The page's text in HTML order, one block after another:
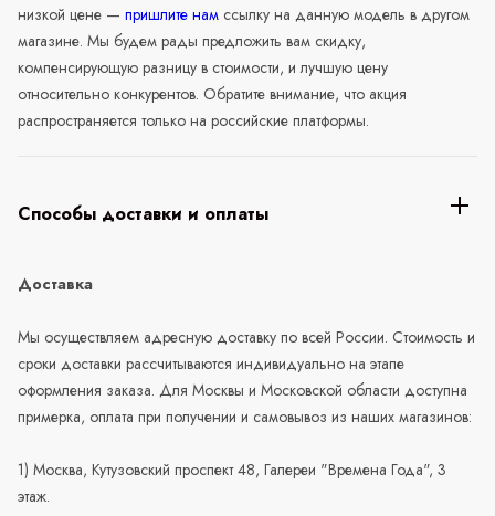
низкой цене — пришлите нам ссылку на данную модель в другом
магазине. Мы будем рады предложить вам скидку,
компенсирующую разницу в стоимости, и лучшую цену
относительно конкурентов. Обратите внимание, что акция
распространяется только на российские платформы.
Способы доставки и оплаты
Доставка
Мы осуществляем адресную доставку по всей России. Стоимость и
сроки доставки рассчитываются индивидуально на этапе
оформления заказа. Для Москвы и Московской области доступна
примерка, оплата при получении и самовывоз из наших магазинов:
1) Москва, Кутузовский проспект 48, Галереи "Времена Года", 3
этаж.